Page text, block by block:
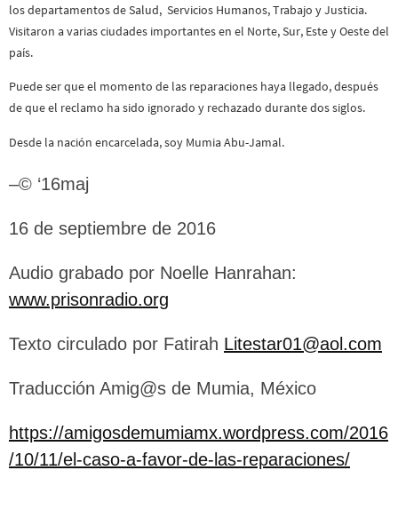
los departamentos de Salud, Servicios Humanos, Trabajo y Justicia.
Visitaron a varias ciudades importantes en el Norte, Sur, Este y Oeste del
país.
Puede ser que el momento de las reparaciones haya llegado, después
de que el reclamo ha sido ignorado y rechazado durante dos siglos.
Desde la nación encarcelada, soy Mumia Abu-Jamal.
–© ‘16maj
16 de septiembre de 2016
Audio grabado por Noelle Hanrahan:
www.prisonradio.org
Texto circulado por Fatirah Litestar01@aol.com
Traducción Amig@s de Mumia, México
https://amigosdemumiamx.wordpress.com/2016
/10/11/el-caso-a-favor-de-las-reparaciones/